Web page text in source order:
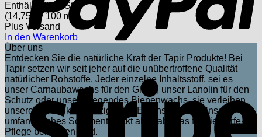
Enthält 19% USt.
(14,75
/ 100 ml)
Plus Versand
In den Warenkorb
Über uns
Entdecken Sie die natürliche Kraft der Tapir Produkte! Bei
Tapir setzen wir seit jeher auf die unübertroffene Qualität
natürlicher Rohstoffe. Jeder einzelne Inhaltsstoff, sei es
unser Carnaubawachs für den Glanz, unser Lanolin für den
Schutz oder unser pflegendes Bienenwachs, sie verleihen
unseren Produkten einzigartige Eigenschaften. Unser
umfangreiches Sortiment deckt alles ab, was für die perfekte
Pflege benötigen wird.